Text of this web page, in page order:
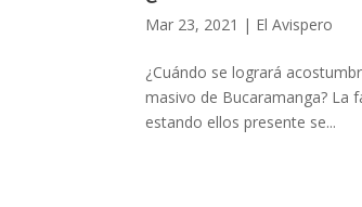
Mar 23, 2021 | El Avispero
¿Cuándo se logrará
masivo de Bucaramanga? La
estando ellos presente se...